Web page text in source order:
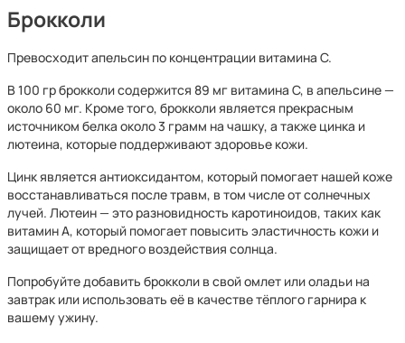
Брокколи
Превосходит апельсин по концентрации витамина С.
В 100 гр брокколи содержится 89 мг витамина C, в апельсине —
около 60 мг. Кроме того, брокколи является прекрасным
источником белка около 3 грамм на чашку, а также цинка и
лютеина, которые поддерживают здоровье кожи.
Цинк является антиоксидантом, который помогает нашей коже
восстанавливаться после травм, в том числе от солнечных
лучей. Лютеин — это разновидность каротиноидов, таких как
витамин А, который помогает повысить эластичность кожи и
защищает от вредного воздействия солнца.
Попробуйте добавить брокколи в свой омлет или оладьи на
завтрак или использовать её в качестве тёплого гарнира к
вашему ужину.